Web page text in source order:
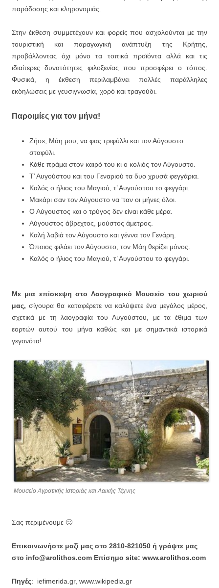
παράδοσης και κληρονομιάς.
Στην έκθεση συμμετέχουν και φορείς που ασχολούνται με την
τουριστική και παραγωγική ανάπτυξη της Κρήτης,
προβάλλοντας όχι μόνο τα τοπικά προϊόντα αλλά και τις
ιδιαίτερες δυνατότητες φιλοξενίας που προσφέρει ο τόπος.
Φυσικά, η έκθεση περιλαμβάνει πολλές παράλληλες
εκδηλώσεις με γευσιγνωσία, χορό και τραγούδι.
Παροιμίες για τον μήνα!
Ζήσε, Μάη μου, να φας τριφύλλι και τον Αύγουστο
σταφύλι.
Κάθε πράμα στον καιρό του κι ο κολιός τον Αύγουστο.
Τ’ Αυγούστου και του Γεναριού τα δυο χρυσά φεγγάρια.
Καλός ο ήλιος του Μαγιού, τ’ Αυγούστου το φεγγάρι.
Μακάρι σαν τον Αύγουστο να ‘ταν οι μήνες όλοι.
Ο Αύγουστος και ο τρύγος δεν είναι κάθε μέρα.
Αύγουστος άβρεχτος, μούστος άμετρος.
Καλή λαβιά τον Αύγουστο και γέννα τον Γενάρη.
Όποιος φιλάει τον Αύγουστο, τον Μάη θερίζει μόνος.
Καλός ο ήλιος του Μαγιού, τ’ Αυγούστου το φεγγάρι.
Με μια επίσκεψη στο Λαογραφικό Μουσείο του χωριού
μας, σίγουρα θα καταφέρετε να καλύψετε ένα μεγάλος μέρος,
σχετικά με τη λαογραφία του Αυγούστου, με τα έθιμα των
εορτών αυτού του μήνα καθώς και με σημαντικά ιστορικά
γεγονότα!
Μουσείο Αγροτικής Ιστοριάς και Λαικής Τέχνης
Σας περιμένουμε 🙂
Επικοινωνήστε μαζί μας στο 2810-821050 ή γράψτε μας
στο info@arolithos.com Επίσημο site: www.arolithos.com
Πηγές: iefimerida.gr, www.wikipedia.gr